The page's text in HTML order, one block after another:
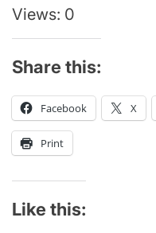
Views: 0
Share this:
Facebook X
Print
Like this: